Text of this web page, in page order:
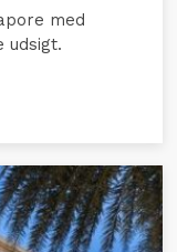
med
udsigt.